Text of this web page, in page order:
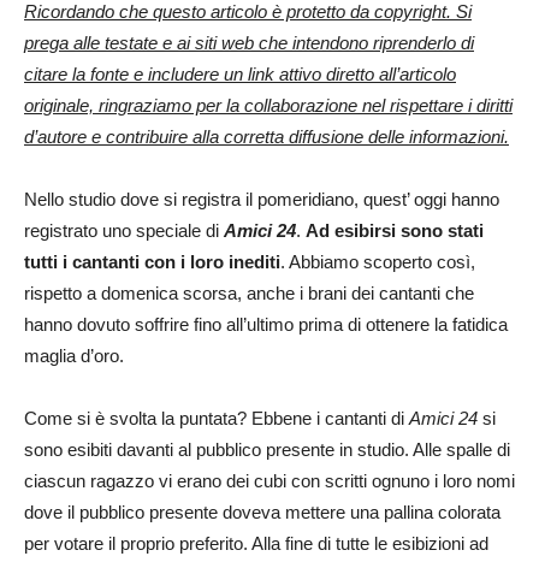
Ricordando che questo articolo è protetto da copyright. Si
prega alle testate e ai siti web che intendono riprenderlo di
citare la fonte e includere un link attivo diretto all’articolo
originale, ringraziamo per la collaborazione nel rispettare i diritti
d’autore e contribuire alla corretta diffusione delle informazioni.
Nello studio dove si registra il pomeridiano, quest’ oggi hanno
registrato uno speciale di Amici 24. Ad esibirsi sono stati
tutti i cantanti con i loro inediti. Abbiamo scoperto così,
rispetto a domenica scorsa, anche i brani dei cantanti che
hanno dovuto soffrire fino all’ultimo prima di ottenere la fatidica
maglia d’oro.
Come si è svolta la puntata? Ebbene i cantanti di Amici 24 si
sono esibiti davanti al pubblico presente in studio. Alle spalle di
ciascun ragazzo vi erano dei cubi con scritti ognuno i loro nomi
dove il pubblico presente doveva mettere una pallina colorata
per votare il proprio preferito. Alla fine di tutte le esibizioni ad